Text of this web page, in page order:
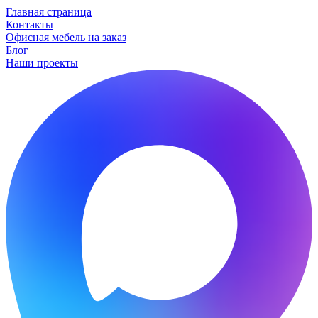
Главная страница
Контакты
Офисная мебель на заказ
Блог
Наши проекты